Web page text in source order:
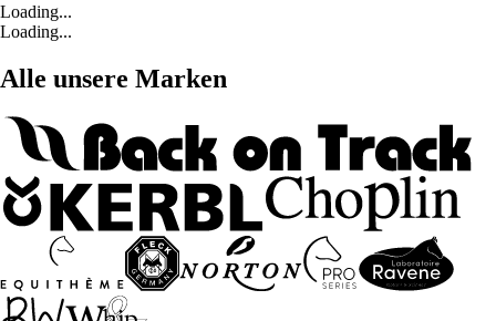
Loading...
Loading...
Alle unsere Marken